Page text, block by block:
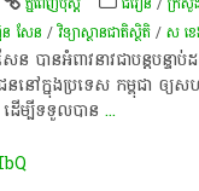
សែន /វិទ្យាស្ថានជាតិស្ថិតិ /ស ខ
បាន​អំពាវ​នាវ​ជាប​ន្ដ​បន្ទាប់​
ន​នៅ​ក្នុង​ប្រទេស​ កម្ពុជា ឲ្យ​
ដើម្បី​ទទួល​បាន...